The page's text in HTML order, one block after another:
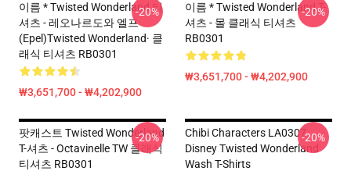
이름 * Twisted Wonderland 티
셔츠 - 레오나르도와 엘프
(Epel)Twisted Wonderland· 클
래식 티셔츠 RB0301
₩3,651,700 - ₩4,202,900
-20%
이름 * Twisted Wonderland T-
셔츠 - 몰 클래식 티셔츠
RB0301
₩3,651,700 - ₩4,202,900
-20%
팟캐스트 Twisted Wonderland
T-셔츠 - Octavinelle TW 클래식
티셔츠 RB0301
-20%
Chibi Characters LA0307
Disney Twisted Wonderland
Wash T-Shirts
-20%